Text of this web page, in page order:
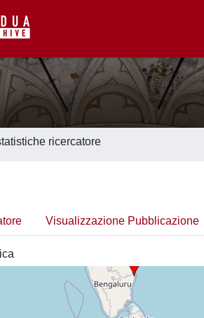
ricercatore
Visualizzazione Pubblicazione